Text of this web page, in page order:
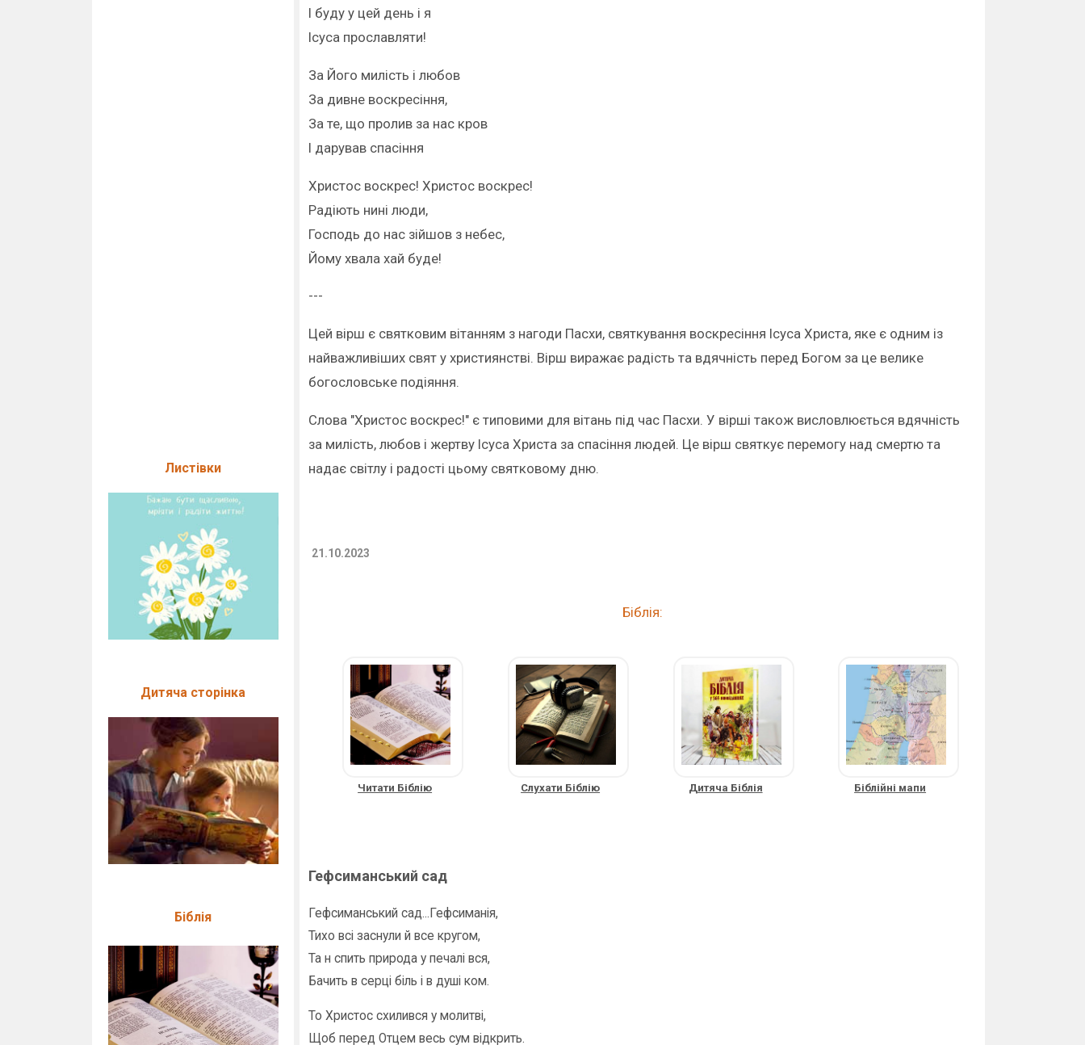
Листівки
Дитяча сторінка
Біблія
І буду у цей день і я
Ісуса прославляти!
За Його милість і любов
За дивне воскресіння,
За те, що пролив за нас кров
І дарував спасіння
Христос воскрес! Христос воскрес!
Радіють нині люди,
Господь до нас зійшов з небес,
Йому хвала хай буде!
---
Цей вірш є святковим вітанням з нагоди Пасхи, святкування воскресіння Ісуса Христа, яке є одним із
найважливіших свят у християнстві. Вірш виражає радість та вдячність перед Богом за це велике
богословське подіяння.
Слова "Христос воскрес!" є типовими для вітань під час Пасхи. У вірші також висловлюється вдячність
за милість, любов і жертву Ісуса Христа за спасіння людей. Це вірш святкує перемогу над смертю та
надає світлу і радості цьому святковому дню.
21.10.2023
Біблія:
Читати Біблію Слухати Біблію Дитяча Біблія Біблійні мапи
Гефсиманський сад
Гефсиманський сад...Гефсиманія,
Тихо всі заснули й все кругом,
Та н спить природа у печалі вся,
Бачить в серці біль і в душі ком.
То Христос схилився у молитві,
Щоб перед Отцем весь сум відкрить.